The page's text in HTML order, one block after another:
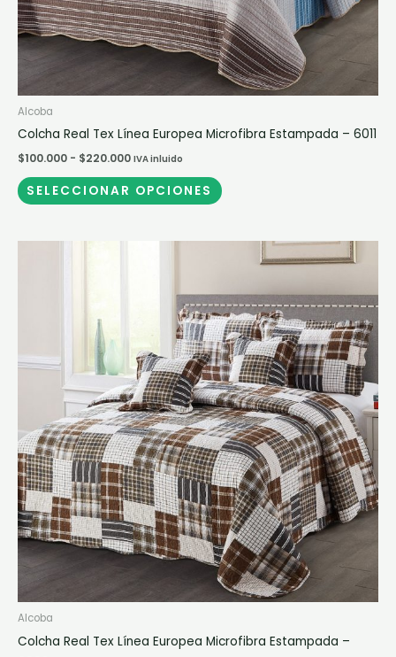
Alcoba
Colcha Real Tex Línea Europea Microfibra Estampada – 6011
$100.000 - $220.000 IVA inluido
SELECCIONAR OPCIONES
página
de
producto
Alcoba
Colcha Real Tex Línea Europea Microfibra Estampada –
tiene
múltiples
variantes.
Las
opciones
se
pueden
elegir
en
la
página
de
producto